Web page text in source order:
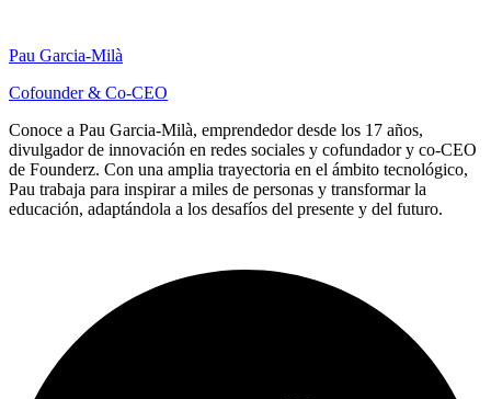
Pau Garcia-Milà
Cofounder & Co-CEO
Conoce a Pau Garcia-Milà, emprendedor desde los 17 años,
divulgador de innovación en redes sociales y cofundador y co-CEO
de Founderz. Con una amplia trayectoria en el ámbito tecnológico,
Pau trabaja para inspirar a miles de personas y transformar la
educación, adaptándola a los desafíos del presente y del futuro.